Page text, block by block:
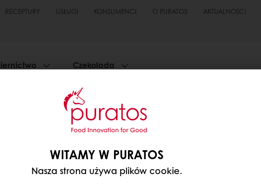
RECEPTURY USŁUGI KONSUMENCI O PURATOS AKTUALNOŚCI
Czekolada
ALE NIE WIDZĘ MOICH
na swoje konto.
"Mój Puratos" w prawym górnym rogu, a
WITAMY W PURATOS
Nasza strona używa plików cookie.